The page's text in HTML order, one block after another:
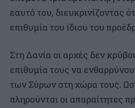
εαυτό του, διευκρινίζοντας
επιθυμία του ίδιου του
Στη Δανία οι αρχές δεν
επιθυμία τους να
των Σύρων στη χώρα τους.
πληρούνται οι απαραίτητες